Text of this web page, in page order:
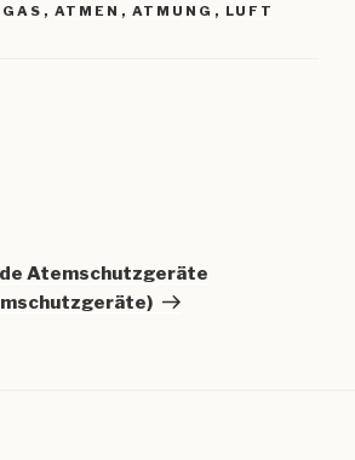
, ATMEN , ATMUNG , LUFT
Atemschutzgeräte